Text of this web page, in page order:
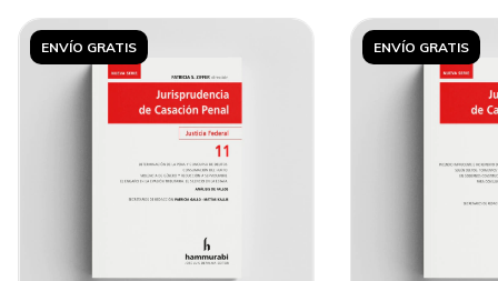
ENVÍO GRATIS ENVÍO GRATIS